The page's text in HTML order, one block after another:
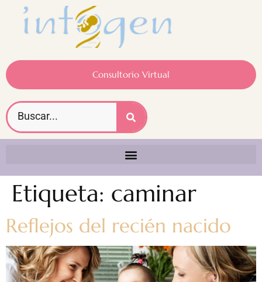
Consultorio Virtual
Etiqueta: caminar
Reflejos del recién nacido